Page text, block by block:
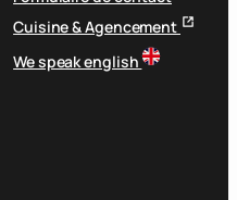
Cuisine & Agencement
We speak english